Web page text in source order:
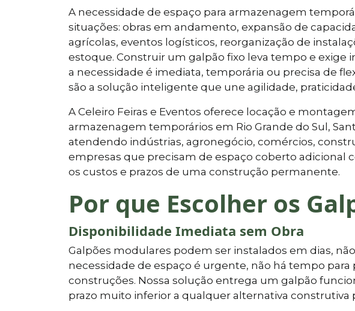
A necessidade de espaço para armazenagem
situações: obras em andamento, expansão de
agrícolas, eventos logísticos, reorganização de
estoque. Construir um galpão fixo leva tempo e exige
a necessidade é imediata, temporária ou precisa de
são a solução inteligente que une agilidade,
A Celeiro Feiras e Eventos oferece locação e
armazenagem temporários em Rio Grande do Sul,
atendendo indústrias, agronegócio, comércios,
empresas que precisam de espaço coberto adicional
os custos e prazos de uma construção permanente.
Por que Escolher os
Disponibilidade Imediata sem Obra
Galpões modulares podem ser instalados em dias,
necessidade de espaço é urgente, não há tempo para
construções. Nossa solução entrega um galpão
prazo muito inferior a qualquer alternativa construtiva